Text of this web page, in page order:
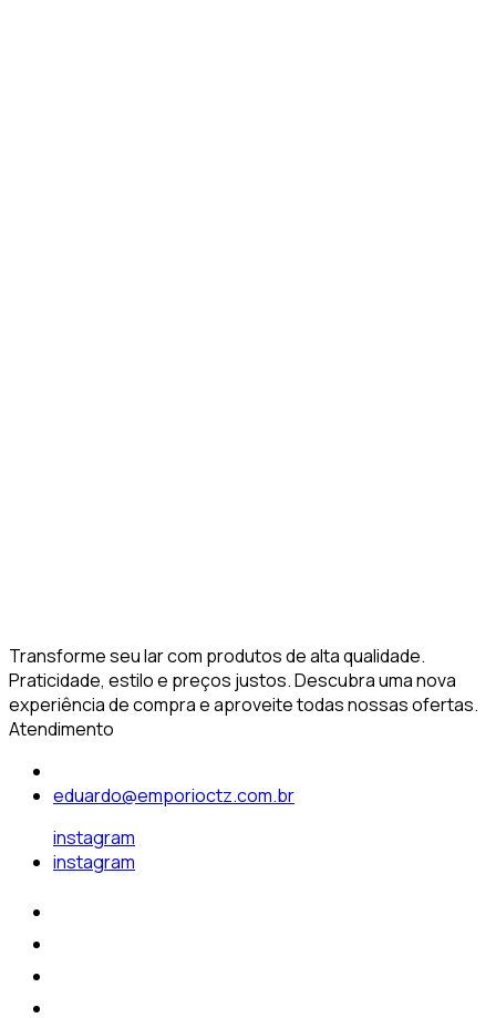
Transforme seu lar com produtos de alta qualidade.
Praticidade, estilo e preços justos. Descubra uma nova
experiência de compra e aproveite todas nossas ofertas.
Atendimento
eduardo@emporioctz.com.br
instagram
instagram